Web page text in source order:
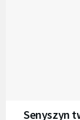
Senyszyn